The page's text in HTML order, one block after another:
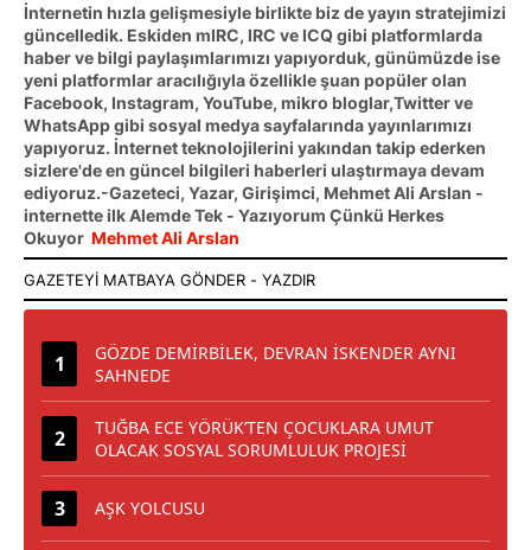
İnternetin hızla gelişmesiyle birlikte biz de yayın stratejimizi
güncelledik. Eskiden mIRC, IRC ve ICQ gibi platformlarda
haber ve bilgi paylaşımlarımızı yapıyorduk, günümüzde ise
yeni platformlar aracılığıyla özellikle şuan popüler olan
Facebook, Instagram, YouTube, mikro bloglar,Twitter ve
WhatsApp gibi sosyal medya sayfalarında yayınlarımızı
yapıyoruz. İnternet teknolojilerini yakından takip ederken
sizlere'de en güncel bilgileri haberleri ulaştırmaya devam
ediyoruz.-Gazeteci, Yazar, Girişimci, Mehmet Ali Arslan -
internette ilk Alemde Tek - Yazıyorum Çünkü Herkes
Okuyor Mehmet Ali Arslan
GÖZDE DEMİRBİLEK, DEVRAN İSKENDER AYNI
SAHNEDE
TUĞBA ECE YÖRÜK’TEN ÇOCUKLARA UMUT
OLACAK SOSYAL SORUMLULUK PROJESİ
AŞK YOLCUSU